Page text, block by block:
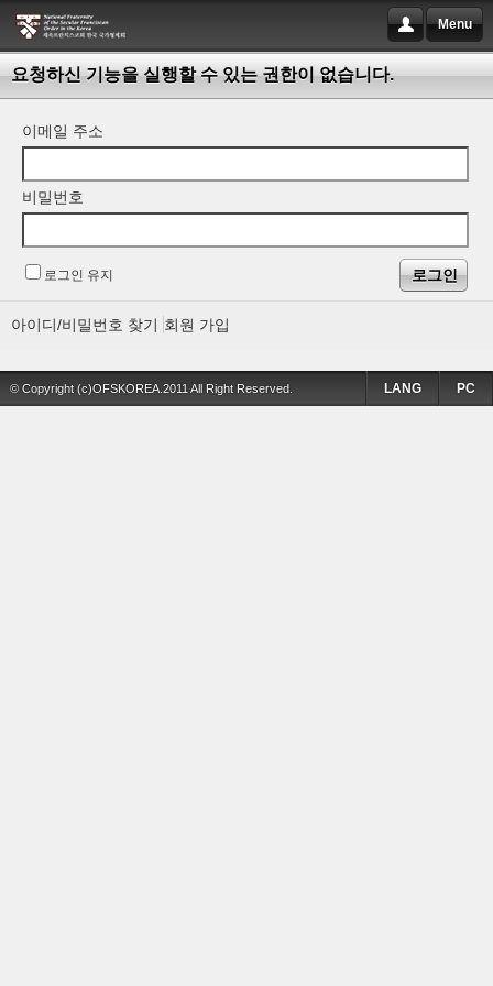
Menu
요청하신 기능을 실행할 수 있는 권한이 없습니다.
이메일 주소
비밀번호
로그인 유지
아이디/비밀번호 찾기 회원 가입
© Copyright (c)OFSKOREA.2011 All Right Reserved. PC
LANG